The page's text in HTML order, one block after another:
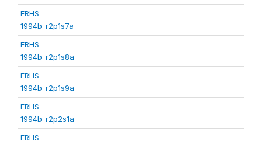
ERHS
1994b_r2p1s7a
ERHS
1994b_r2p1s8a
ERHS
1994b_r2p1s9a
ERHS
1994b_r2p2s1a
ERHS